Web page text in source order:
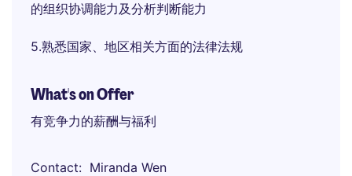
的组织协调能力及分析判断能力
5.熟悉国家、地区相关方面的法律法规
What's on Offer
有竞争力的薪酬与福利
Contact
Miranda Wen